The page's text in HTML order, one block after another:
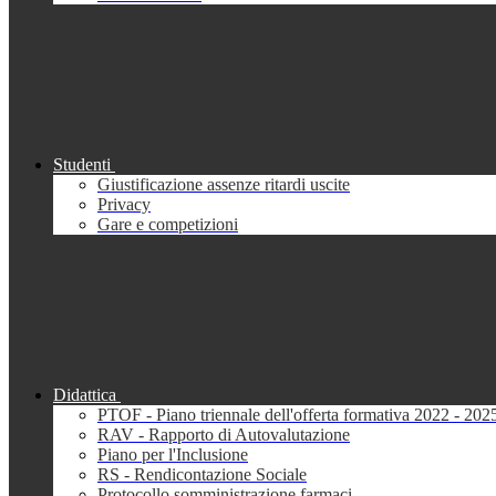
Studenti
Giustificazione assenze ritardi uscite
Privacy
Gare e competizioni
Didattica
PTOF - Piano triennale dell'offerta formativa 2022 -
RAV - Rapporto di Autovalutazione
Piano per l'Inclusione
RS - Rendicontazione Sociale